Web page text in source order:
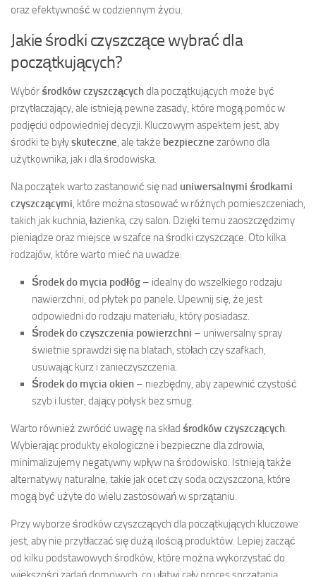
oraz efektywność w codziennym życiu.
Jakie środki czyszczące wybrać dla
początkujących?
Wybórśrodków czyszczącychdla początkujących może być
przytłaczający, ale istnieją pewne zasady, które mogą pomóc w
podjęciu odpowiedniej decyzji. Kluczowym aspektem jest, aby
środki te byłyskuteczne, ale także bezpieczne zarówno dla
użytkownika, jak i dla środowiska.
Na początek warto zastanowić się nad uniwersalnymi środkami
czyszczącymi, które można stosować w różnych pomieszczeniach,
takich jak kuchnia, łazienka, czy salon. Dzięki temu zaoszczędzimy
pieniądze oraz miejsce w szafce na środki czyszczące. Oto kilka
rodzajów, które warto mieć na uwadze:
Środek do mycia podłóg – idealny do wszelkiego rodzaju
nawierzchni, od płytek po panele. Upewnij się, że jest
odpowiedni do rodzaju materiału, który posiadasz.
Środek do czyszczenia powierzchni – uniwersalny spray
świetnie sprawdzi się na blatach, stołach czy szafkach,
usuwając kurz i zanieczyszczenia.
Środek do mycia okien – niezbędny, aby zapewnić czystość
szyb i luster, dający połysk bez smug.
Warto również zwrócić uwagę na skład środków czyszczących.
Wybierając produkty ekologiczne i bezpieczne dla zdrowia,
minimalizujemy negatywny wpływ na środowisko. Istnieją także
alternatywy naturalne, takie jak ocet czy soda oczyszczona, które
mogą być użyte do wielu zastosowań w sprzątaniu.
Przy wyborze środków czyszczących dla początkujących kluczowe
jest, aby nie przytłaczać się dużą ilością produktów. Lepiej zacząć
od kilku podstawowych środków, które można wykorzystać do